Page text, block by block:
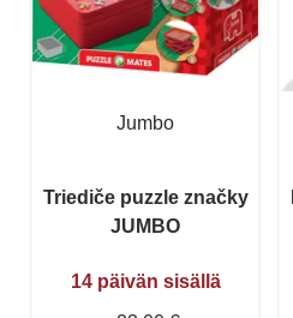
Jumbo
Triediče puzzle značky
JUMBO
14 päivän sisällä